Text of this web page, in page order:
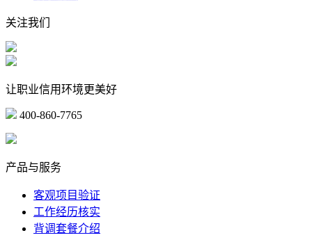
关注我们
让职业信用环境更美好
400-860-7765
产品与服务
客观项目验证
工作经历核实
背调套餐介绍